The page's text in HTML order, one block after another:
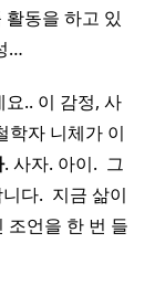
동을 하고 있
…
.. 이 감정, 사
학자 니체가 이
. 사자. 아이. ​ 그
니다. ​ 지금 삶이
조언을 한 번 들